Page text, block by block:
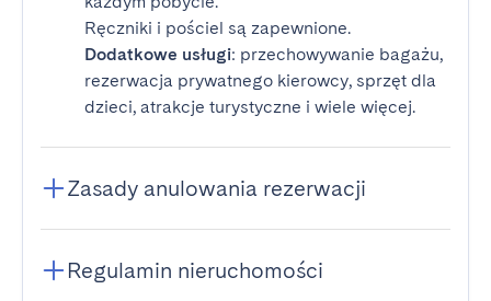
Ręczniki i pościel są zapewnione.
Dodatkowe usługi: przechowywanie bagażu,
rezerwacja prywatnego kierowcy, sprzęt dla
dzieci, atrakcje turystyczne i wiele więcej.
Zasady anulowania rezerwacji
Regulamin nieruchomości